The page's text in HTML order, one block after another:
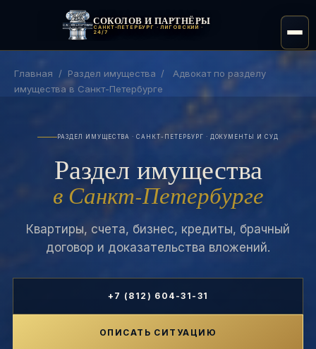
СОКОЛОВ И ПАРТНЁРЫ
САНКТ-ПЕТЕРБУРГ · ЛИГОВСКИЙ ·
24/7
Главная / Раздел имущества /
Адвокат по разделу
имущества в Санкт-Петербурге
РАЗДЕЛ ИМУЩЕСТВА · САНКТ-ПЕТЕРБУРГ · ДОКУМЕНТЫ И СУД
Раздел имущества
в Санкт-Петербурге
Квартиры, счета, бизнес, кредиты, брачный
договор и доказательства вложений.
+7 (812) 604-31-31
ОПИСАТЬ СИТУАЦИЮ